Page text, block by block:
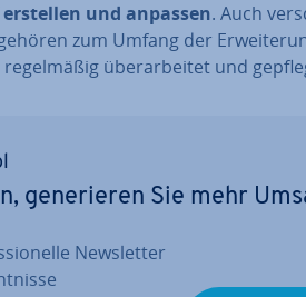
erstellen und anpassen. Auch
zum Umfang der
über­ar­bei­tet und
ge­ne­rie­ren Sie mehr
News­let­ter